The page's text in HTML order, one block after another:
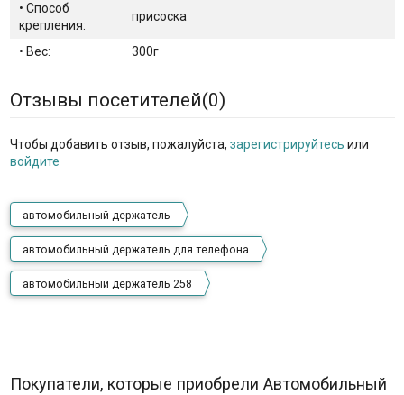
• Способ
крепления:
присоска
• Вес: 300г
Отзывы посетителей(0)
Чтобы добавить отзыв, пожалуйста, зарегистрируйтесь или
войдите
автомобильный держатель
автомобильный держатель для телефона
автомобильный держатель 258
Покупатели, которые приобрели Автомобильный